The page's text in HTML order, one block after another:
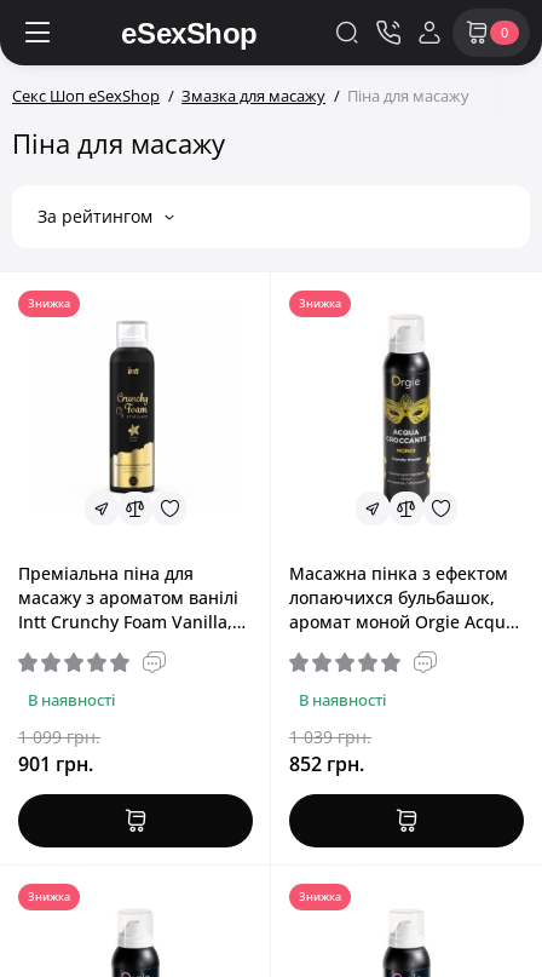
0
Секс Шоп eSexShop Змазка для масажу Піна для масажу
Піна для масажу
За рейтингом
Знижка
Преміальна піна для
масажу з ароматом ванілі
Intt Crunchy Foam Vanilla,
В наявності
1 099 грн.
901 грн.
Знижка
Масажна пінка з ефектом
лопаючихся бульбашок,
аромат моной Orgie Acqua
Croccante Monoi, 150 ml
В наявності
1 039 грн.
852 грн.
Знижка Знижка